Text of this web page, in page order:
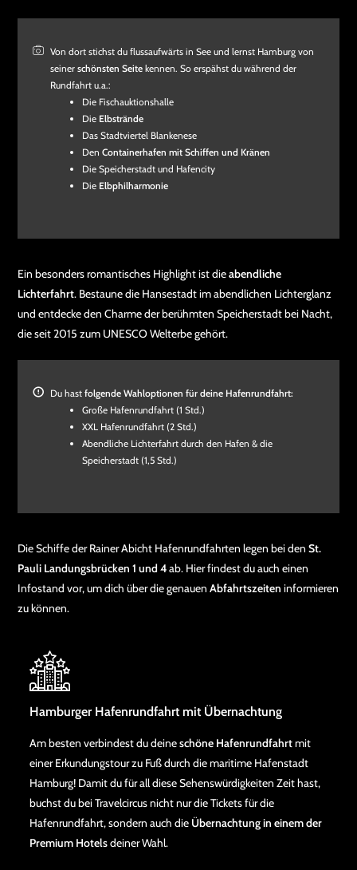
Von dort stichst du flussaufwärts in See und lernst Hamburg von
seiner schönsten Seite kennen. So erspähst du während der
Rundfahrt u.a.:
Die Fischauktionshalle
Die Elbstrände
Das Stadtviertel Blankenese
Den Containerhafen mit Schiffen und Kränen
Die Speicherstadt und Hafencity
Die Elbphilharmonie
Ein besonders romantisches Highlight ist dieabendliche
Lichterfahrt. Bestaune die Hansestadt im abendlichen Lichterglanz
und entdecke den Charme der berühmten Speicherstadt bei Nacht,
die seit 2015 zum UNESCO Welterbe gehört.
Du hast folgende Wahloptionen für deine Hafenrundfahrt:
Große Hafenrundfahrt (1 Std.)
XXL Hafenrundfahrt (2 Std.)
Abendliche Lichterfahrt durch den Hafen & die
Speicherstadt (1,5 Std.)
Die Schiffe der Rainer Abicht Hafenrundfahrten legen bei den St.
Pauli Landungsbrücken 1 und 4ab. Hier findest du auch einen
Infostand vor, um dich über die genauen Abfahrtszeiten informieren
zu können.
Hamburger Hafenrundfahrt mit Übernachtung
Am besten verbindest du deineschöne Hafenrundfahrtmit
einer Erkundungstour zu Fuß durch die maritime Hafenstadt
Hamburg! Damit du für all diese Sehenswürdigkeiten Zeit hast,
buchst du bei Travelcircus nicht nur die Tickets für die
Hafenrundfahrt, sondern auch die Übernachtung in einem der
Premium Hotelsdeiner Wahl.